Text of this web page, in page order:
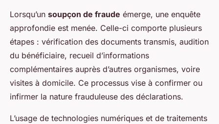
Lorsqu’un soupçon de fraude émerge, une enquête
approfondie est menée. Celle-ci comporte plusieurs
étapes : vérification des documents transmis, audition
du bénéficiaire, recueil d’informations
complémentaires auprès d’autres organismes, voire
visites à domicile. Ce processus vise à confirmer ou
infirmer la nature frauduleuse des déclarations.
L’usage de technologies numériques et de traitements